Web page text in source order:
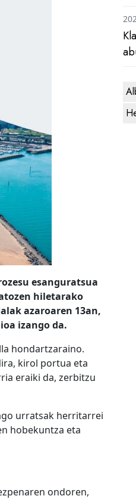
esanguratsua
hiletarako
azaroaren 13an,
izango da.
hondartzaraino.
kirol portua eta
eraiki da, zerbitzu
urratsak herritarrei
hobekuntza eta
ondoren,